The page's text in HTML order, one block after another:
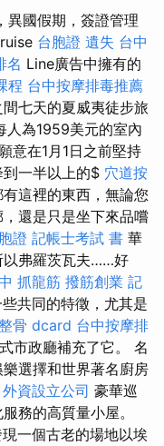
異國假期，簽證管理
台胞證 遺失 台中
名 Line廣告中擁有的
程 台中按摩排毒推薦
七天的夏威夷徒步旅
人為1959美元的室內
意在1月1日之前堅持
一半以上的$ 穴道按
這裡的東西，無論您
還是只是坐下來品嚐
證 記帳士考試 書 華
以弗羅茨瓦夫……好
抓龍筋 撥筋創業 記
共同的特徵，尤其是
骨 dcard 台中按摩排
市政廳補充了它。 名
選擇和世界著名廚房
外資設立公司 豪華巡
務的高質量小屋。
一個古老的場地以埃